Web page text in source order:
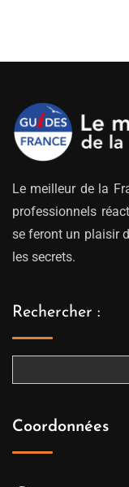
Le meilleur de la
professionnels
se feront un plaisir
les secrets.
Rechercher :
Coordonnées